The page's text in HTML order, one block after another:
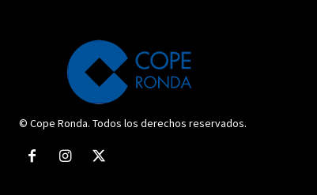
© Cope Ronda. Todos los derechos reservados.